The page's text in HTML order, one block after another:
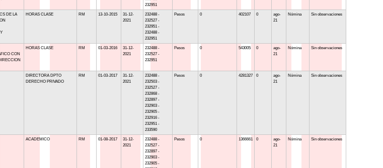
232951
DE LA
HORAS CLASE RM 13-10-2015
31-12-
2021
232488 -
232527 -
232951 -
232488 -
232951
Pesos 0 402107 0
ago-
21
Nómina Sin observaciones
CON
HORAS CLASE RM 01-03-2016
31-12-
2021
232488 -
232527 -
232951
Pesos 0 543005 0
ago-
21
Nómina Sin observaciones
DIRECTORA DPTO
DERECHO PRIVADO
RM 01-03-2017
31-12-
2021
232488 -
232503 -
232527 -
232868 -
232897 -
232903 -
232905 -
232916 -
232951 -
233590
Pesos 0 4281327 0
ago-
21
Nómina Sin observaciones
ACADEMICO RM 01-08-2017
31-12-
2021
232488 -
232527 -
232897 -
232903 -
232905 -
Pesos 0 1366661 0
ago-
21
Nómina Sin observaciones